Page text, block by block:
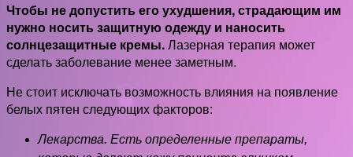
Чтобы не допустить его ухудшения, страдающим им
нужно носить защитную одежду и наносить
солнцезащитные кремы.Лазерная терапия может
сделать заболевание менее заметным.
Не стоит исключать возможность влияния на появление
белых пятен следующих факторов:
Лекарства. Есть определенные препараты,